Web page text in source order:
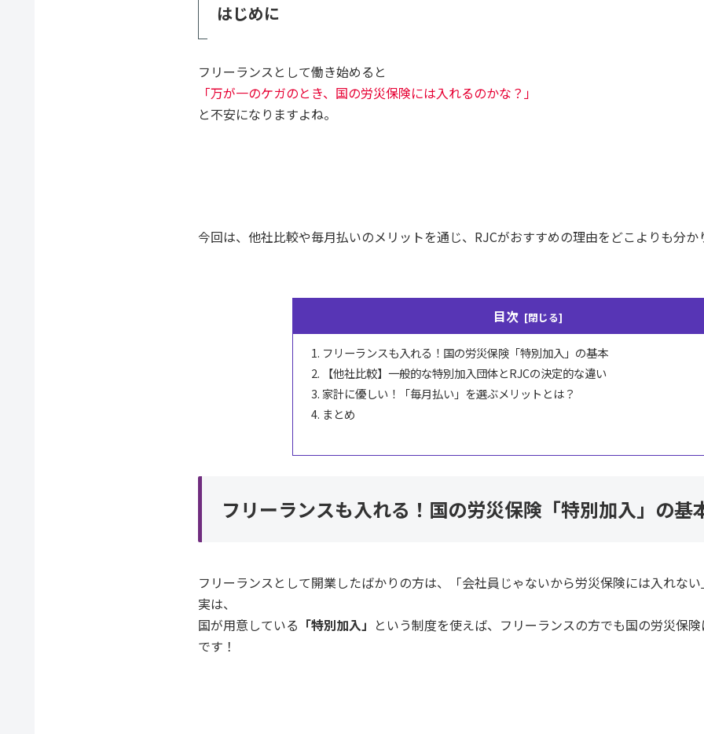
はじめに
フリーランスとして働き始めると
「万が一のケガのとき、国の労災保険には入れるのかな？」
と不安になりますよね。
今回は、他社比較や毎月払いのメリットを通じ、RJCがおすすめの理由をどこよりも分
目次
フリーランスも入れる！国の労災保険「特別加入」の基本
【他社比較】一般的な特別加入団体とRJCの決定的な違い
家計に優しい！「毎月払い」を選ぶメリットとは？
まとめ
フリーランスも入れる！国の労災保険「特別加入」の基
フリーランスとして開業したばかりの方は、「会社員じゃないから労災保険には入れな
実は、
国が用意している 「特別加入」 という制度を使えば、フリーランスの方でも国の労災保
です！